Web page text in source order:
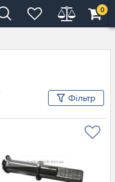
0
Фільтр